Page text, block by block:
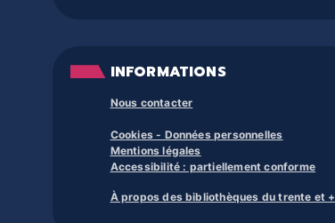
INFORMATIONS
Nous contacter
Cookies - Données personnelles
Mentions légales
Accessibilité : partiellement conforme
À propos des bibliothèques du trente et +